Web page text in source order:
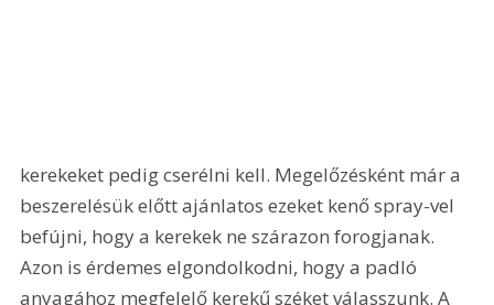
kerekeket pedig cserélni kell. Megelőzésként már a
beszerelésük előtt ajánlatos ezeket kenő spray-vel
befújni, hogy a kerekek ne szárazon forogjanak.
Azon is érdemes elgondolkodni, hogy a padló
anyagához megfelelő kerekű széket válasszunk. A